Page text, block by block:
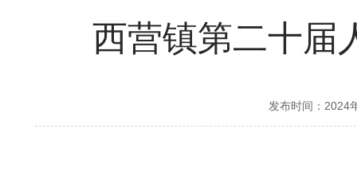
西营镇第二十届
发布时间：